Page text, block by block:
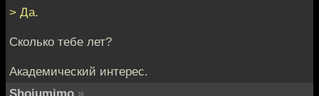
> Да.
Сколько тебе лет?
Академический интерес.